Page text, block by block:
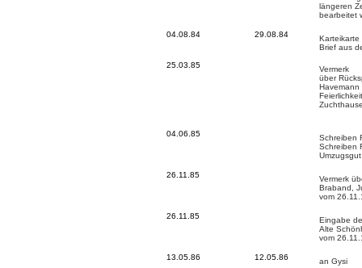
längeren
bearbeitet
04.08.84 29.08.84
Karteikarte
Brief aus
25.03.85
Vermerk
über
Havemann
04.06.85
Schreiben
Schreiben
Umzugsgut
26.11.85
Vermerk
Braband,
vom
26.11.85
Eingabe
Alte
vom
13.05.86 12.05.86
an Gysi